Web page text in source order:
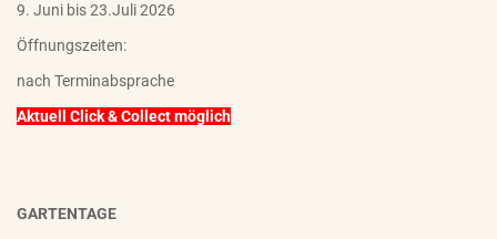
9. Juni bis 23.Juli 2026
Öffnungszeiten:
nach Terminabsprache
Aktuell Click & Collect möglich
GARTENTAGE